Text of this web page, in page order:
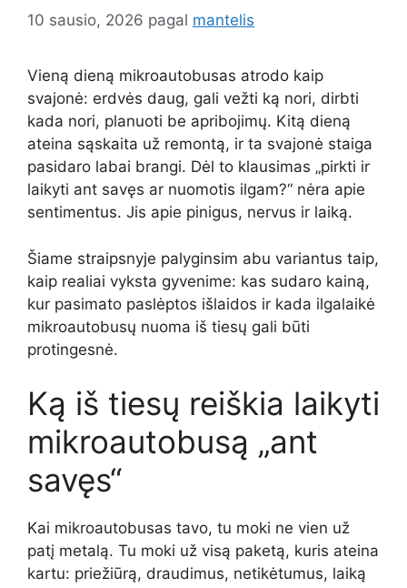
10 sausio, 2026 pagal mantelis
Vieną dieną mikroautobusas atrodo kaip
svajonė: erdvės daug, gali vežti ką nori, dirbti
kada nori, planuoti be apribojimų. Kitą dieną
ateina sąskaita už remontą, ir ta svajonė staiga
pasidaro labai brangi. Dėl to klausimas „pirkti ir
laikyti ant savęs ar nuomotis ilgam?“ nėra apie
sentimentus. Jis apie pinigus, nervus ir laiką.
Šiame straipsnyje palyginsim abu variantus taip,
kaip realiai vyksta gyvenime: kas sudaro kainą,
kur pasimato paslėptos išlaidos ir kada ilgalaikė
mikroautobusų nuoma iš tiesų gali būti
protingesnė.
Ką iš tiesų reiškia laikyti
mikroautobusą „ant
savęs“
Kai mikroautobusas tavo, tu moki ne vien už
patį metalą. Tu moki už visą paketą, kuris ateina
kartu: priežiūrą, draudimus, netikėtumus, laiką